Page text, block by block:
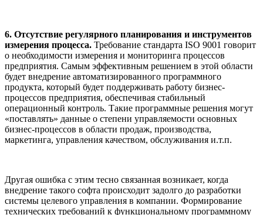
6. Отсутствие регулярного планирования и инструментов
измерения процесса. Требование стандарта ISO 9001 говорит
о необходимости измерения и мониторинга процессов
предприятия. Самым эффективным решением в этой области
будет внедрение автоматизированного программного
продукта, который будет поддерживать работу бизнес-
процессов предприятия, обеспечивая стабильный
операционный контроль. Такие программные решения могут
«поставлять» данные о степени управляемости основных
бизнес-процессов в области продаж, производства,
маркетинга, управления качеством, обслуживания и.т.п.
Другая ошибка с этим тесно связанная возникает, когда
внедрение такого софта происходит задолго до разработки
системы целевого управления в компании. Формирование
технических требований к функциональному программному